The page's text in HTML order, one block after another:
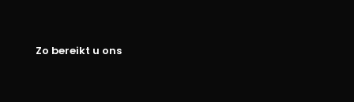
Zo bereikt u ons